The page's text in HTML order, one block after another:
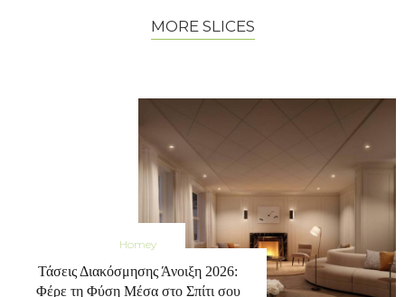
MORE SLICES
Homey
Τάσεις Διακόσμησης Άνοιξη 2026:
Φέρε τη Φύση Μέσα στο Σπίτι σου